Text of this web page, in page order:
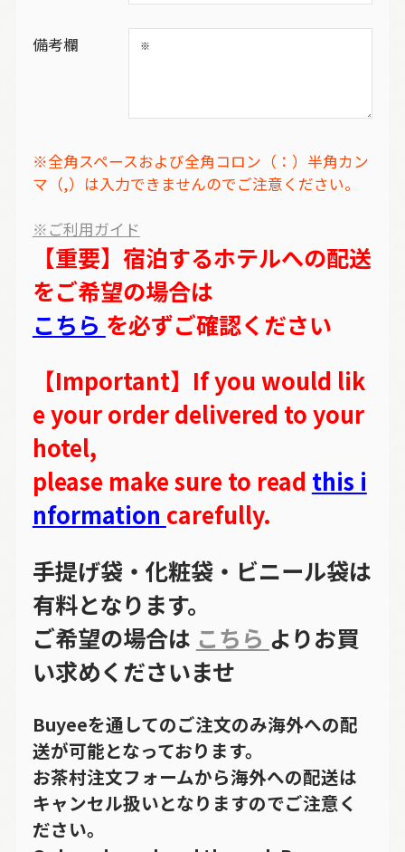
備考欄
※全角スペースおよび全角コロン（：）半角カン
マ（,）は入力できませんのでご注意ください。
※ご利用ガイド
【重要】宿泊するホテルへの配送
をご希望の場合は
こちら を必ずご確認ください
【Important】If you would lik
e your order delivered to your
hotel,
please make sure to read this i
nformation carefully.
手提げ袋・化粧袋・ビニール袋は
有料となります。
ご希望の場合は こちら よりお買
い求めくださいませ
Buyeeを通してのご注文のみ海外への配
送が可能となっております。
お茶村注文フォームから海外への配送は
キャンセル扱いとなりますのでご注意く
ださい。